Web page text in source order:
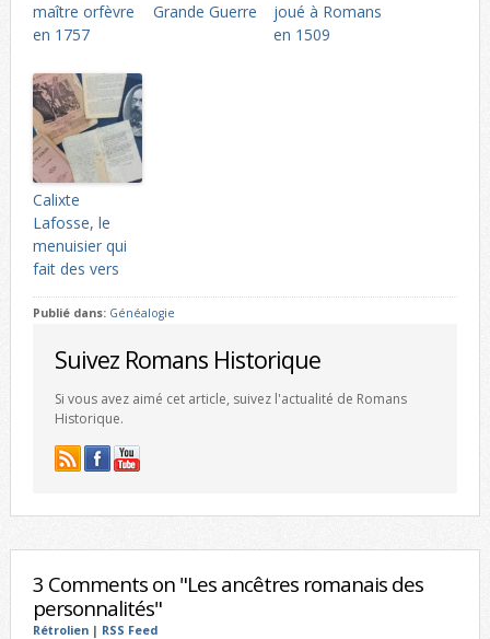
maître orfèvre
en 1757
Grande Guerre
joué à Romans
en 1509
Calixte
Lafosse, le
menuisier qui
fait des vers
Publié dans: Généalogie
Suivez Romans Historique
Si vous avez aimé cet article, suivez l'actualité de Romans
Historique.
3 Comments on "Les ancêtres romanais des
personnalités"
Rétrolien| RSS Feed